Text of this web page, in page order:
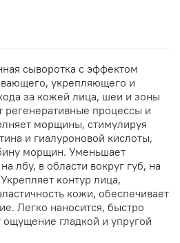
сыворотка с эффектом
укрепляющего и
за кожей лица, шеи и зоны
регенеративные процессы и
морщины, стимулируя
и гиалуроновой кислоты,
морщин. Уменьшает
лбу, в области вокруг губ, на
контур лица,
кожи, обеспечивает
Легко наносится, быстро
ощущение гладкой и упругой